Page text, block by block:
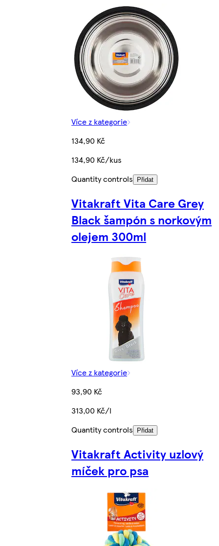
Více z kategorie
134,90 Kč
134,90 Kč/kus
Quantity controls
Přidat
Vitakraft Vita Care Grey
Black šampón s norkovým
olejem 300ml
Více z kategorie
93,90 Kč
313,00 Kč/l
Quantity controls
Přidat
Vitakraft Activity uzlový
míček pro psa